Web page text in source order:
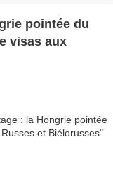
pointée du
visas aux